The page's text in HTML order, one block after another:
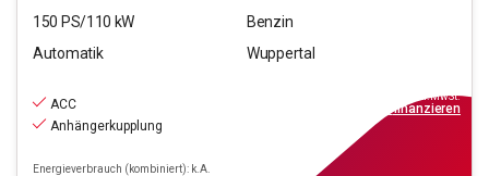
150 PS/110 kW
Benzin
Automatik
Wuppertal
ACC
Anhängerkupplung
Energieverbrauch (kombiniert): k.A.
inkl.MwSt.
finanzieren